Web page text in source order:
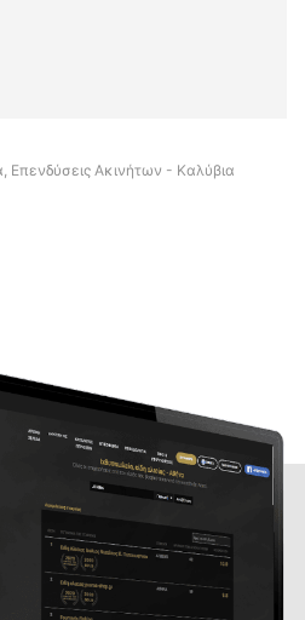
Επενδύσεις Ακινήτων - Καλύβια